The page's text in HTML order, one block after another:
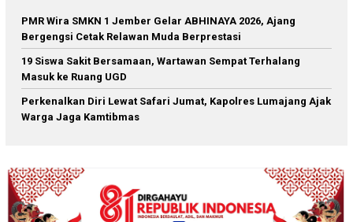
PMR Wira SMKN 1 Jember Gelar ABHINAYA 2026, Ajang
Bergengsi Cetak Relawan Muda Berprestasi
19 Siswa Sakit Bersamaan, Wartawan Sempat Terhalang
Masuk ke Ruang UGD
Perkenalkan Diri Lewat Safari Jumat, Kapolres Lumajang Ajak
Warga Jaga Kamtibmas